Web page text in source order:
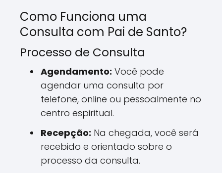
Como Funciona uma
Consulta com Pai de Santo?
Processo de Consulta
Agendamento: Você pode
agendar uma consulta por
telefone, online ou pessoalmente no
centro espiritual.
Recepção: Na chegada, você será
recebido e orientado sobre o
processo da consulta.